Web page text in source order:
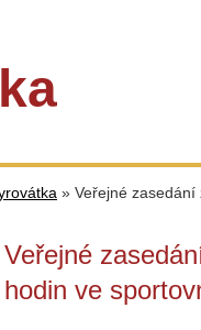
» Veřejné
Veřejné
hodin ve